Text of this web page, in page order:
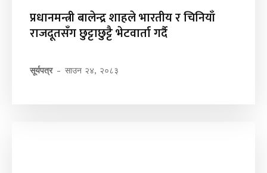
प्रधानमन्त्री बालेन्द्र शाहले भारतीय र चिनियाँ
राजदूतसँग छुट्टाछुट्टै भेटवार्ता गर्दै
सूर्यपत्र - साउन २४, २०८३